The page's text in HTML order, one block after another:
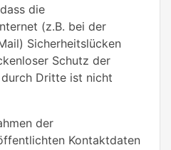
die
(z.B. bei der
Sicherheitslücken
Schutz der
Dritte ist nicht
der
Kontaktdaten